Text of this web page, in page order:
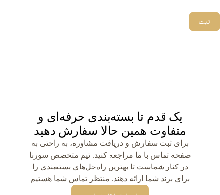
ثبت
یک قدم تا بسته‌بندی حرفه‌ای و
متفاوت همین حالا سفارش دهید
برای ثبت سفارش و دریافت مشاوره، به راحتی به
صفحه تماس با ما مراجعه کنید. تیم متخصص سورنا
در کنار شماست تا بهترین راه‌حل‌های بسته‌بندی را
برای برند شما ارائه دهند. منتظر تماس شما هستیم